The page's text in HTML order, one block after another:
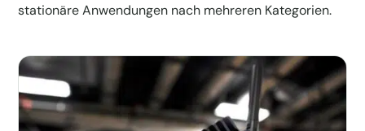
stationäre Anwendungen nach mehreren Kategorien.